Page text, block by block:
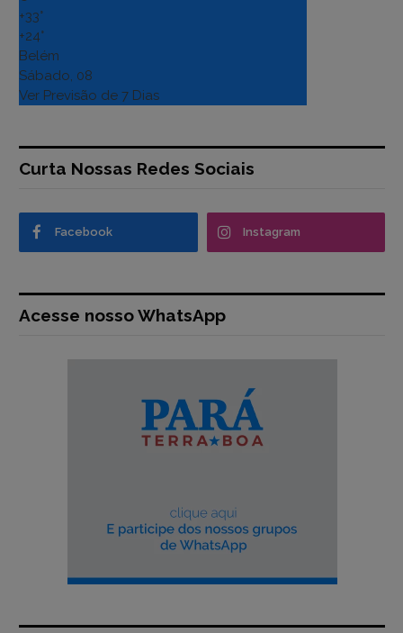
+33°
+24°
Belém
Sábado, 08
Ver Previsão de 7 Dias
Curta Nossas Redes Sociais
Facebook Instagram
Acesse nosso WhatsApp